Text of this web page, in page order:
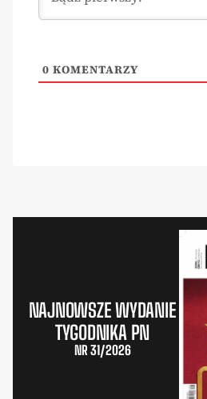
0 KOMENTARZY
NAJNOWSZE WYDANIE
TYGODNIKA PN
NR 31/2026